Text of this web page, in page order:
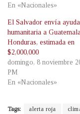
En «Nacionales»
El Salvador envía ayuda
humanitaria a
Honduras, estimada en
$2,000,000
domingo, 8 noviembre
PM
En «Nacionales»
Tags: alerta roja